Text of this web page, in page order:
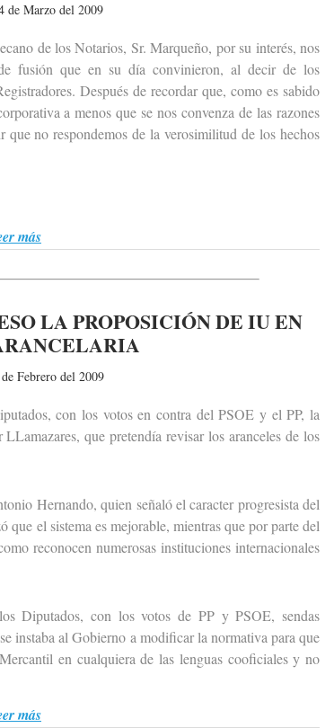
de Marzo del 2009
de los Notarios, Sr. Marqueño, por su interés, nos
fusión que en su día convinieron, al decir de los
Después de recordar que, como es sabido
a menos que se nos convenza de las razones
que no respondemos de la verosimilitud de los hechos
más
LA PROPOSICIÓN DE IU EN
Febrero del 2009
con los votos en contra del PSOE y el PP, la
que pretendía revisar los aranceles de los
Hernando, quien señaló el caracter progresista del
el sistema es mejorable, mientras que por parte del
reconocen numerosas instituciones internacionales
con los votos de PP y PSOE, sendas
instaba al Gobierno a modificar la normativa para que
en cualquiera de las lenguas cooficiales y no
más